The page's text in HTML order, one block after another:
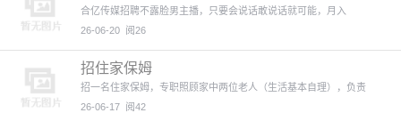
合亿传媒招聘不露脸男主播，只要会说话敢说话就可能，月入
26-06-20 阅26
招住家保姆
招一名住家保姆，专职照顾家中两位老人（生活基本自理），负责
26-06-17 阅42